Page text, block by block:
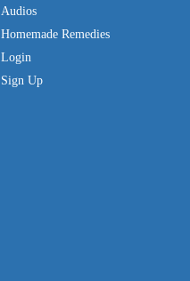
Audios
Homemade Remedies
Login
Sign Up